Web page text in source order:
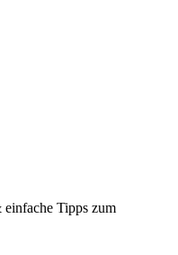
Tipps zum